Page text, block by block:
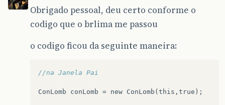
Obrigado pessoal, deu certo conforme o
codigo que o brlima me passou
o codigo ficou da seguinte maneira:
//na Janela Pai
ConLomb conLomb = new ConLomb ( this , true );